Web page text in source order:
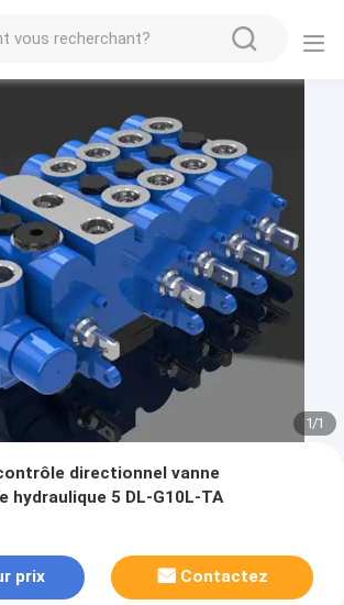
1/1
directionnel vanne
hydraulique 5 DL-G10L-TA
prix Contactez